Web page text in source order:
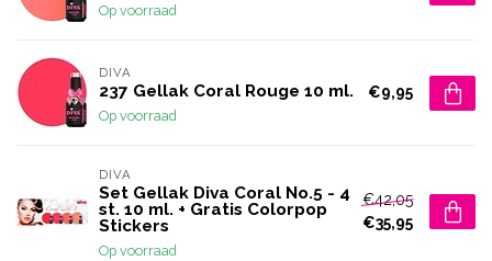
Op voorraad
DIVA
237 Gellak Coral Rouge 10 ml.
Op voorraad
€9,95
DIVA
Set Gellak Diva Coral No.5 - 4
st. 10 ml. + Gratis Colorpop
Stickers
Op voorraad
€42,05
€35,95